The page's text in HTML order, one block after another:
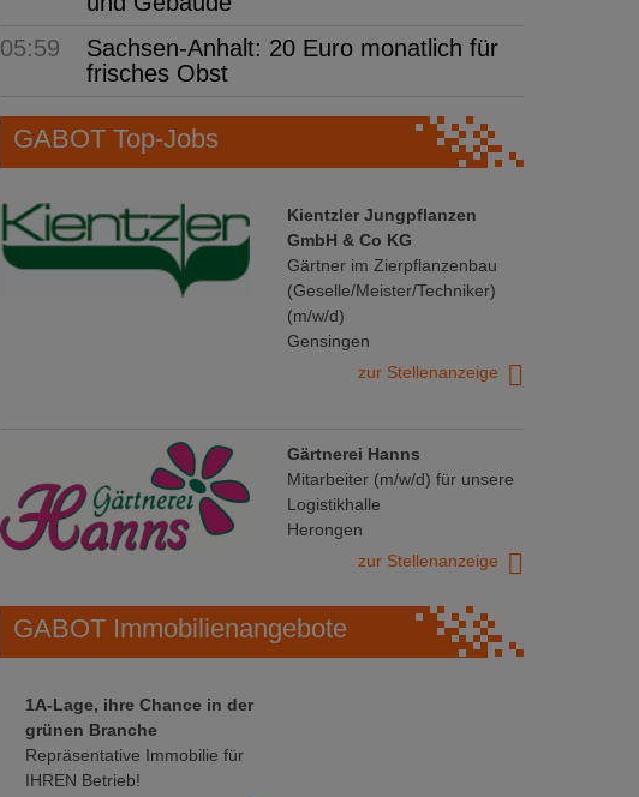
05:59
Sachsen-Anhalt: 20 Euro monatlich für
frisches Obst
GABOT Top-Jobs
Kientzler Jungpflanzen
GmbH & Co KG
Gärtner im Zierpflanzenbau
(Geselle/Meister/Techniker)
(m/w/d)
Gensingen
zur Stellenanzeige
Gärtnerei Hanns
Mitarbeiter (m/w/d) für unsere
Logistikhalle
Herongen
zur Stellenanzeige
GABOT Immobilienangebote
1A-Lage, ihre Chance in der
grünen Branche
Repräsentative Immobilie für
IHREN Betrieb!